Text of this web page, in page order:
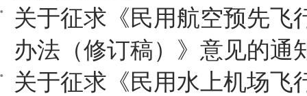
关于征求《民用航空预先飞
办法（修订稿）》意见的通
关于征求《民用水上机场飞